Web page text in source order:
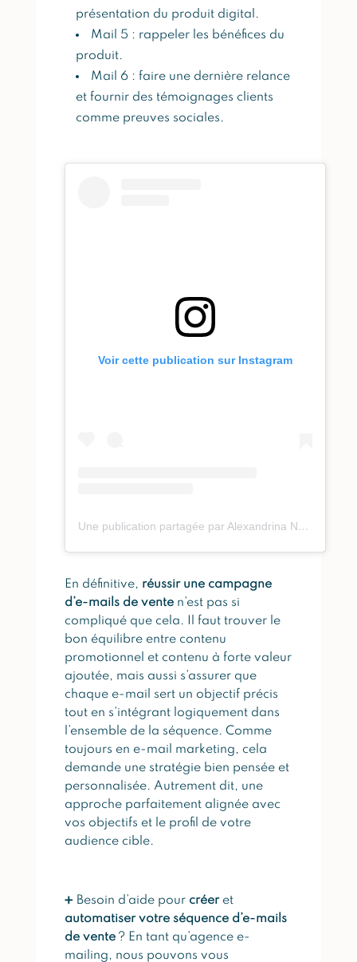
présentation du produit digital.
Mail 5 : rappeler les bénéfices du
produit.
Mail 6 : faire une dernière relance
et fournir des témoignages clients
comme preuves sociales.
Voir cette publication sur Instagram
Une publication partagée par Alexandrina Nogueira De Sousa I Agence D’Emailing (@thewondersuccess)
En définitive, réussir une campagne
d’e-mails de venten’est pas si
compliqué que cela. Il faut trouver le
bon équilibre entre contenu
promotionnel et contenu à forte valeur
ajoutée, mais aussi s’assurer que
chaque e-mail sert un objectif précis
tout en s’intégrant logiquement dans
l’ensemble de la séquence. Comme
toujours en e-mail marketing, cela
demande une stratégie bien pensée et
personnalisée. Autrement dit, une
approche parfaitement alignée avec
vos objectifs et le profil de votre
audience cible.
➕ Besoin d’aide pour créeret
automatiser votre séquence d’e-mails
de vente ? En tant qu’agence e-
mailing, nous pouvons vous